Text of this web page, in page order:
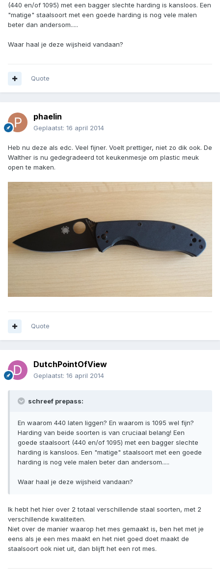
(440 en/of 1095) met een bagger slechte harding is kansloos. Een
"matige" staalsoort met een goede harding is nog vele malen
beter dan andersom.....
Waar haal je deze wijsheid vandaan?
Quote
phaelin
Geplaatst: 16 april 2014
Heb nu deze als edc. Veel fijner. Voelt prettiger, niet zo dik ook. De
Walther is nu gedegradeerd tot keukenmesje om plastic meuk
open te maken.
Quote
DutchPointOfView
Geplaatst: 16 april 2014
schreef prepass:
En waarom 440 laten liggen? En waarom is 1095 wel fijn?
Harding van beide soorten is van cruciaal belang! Een
goede staalsoort (440 en/of 1095) met een bagger slechte
harding is kansloos. Een "matige" staalsoort met een goede
harding is nog vele malen beter dan andersom.....
Waar haal je deze wijsheid vandaan?
Ik hebt het hier over 2 totaal verschillende staal soorten, met 2
verschillende kwaliteiten.
Niet over de manier waarop het mes gemaakt is, ben het met je
eens als je een mes maakt en het niet goed doet maakt de
staalsoort ook niet uit, dan blijft het een rot mes.